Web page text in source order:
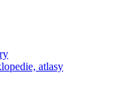
atlasy